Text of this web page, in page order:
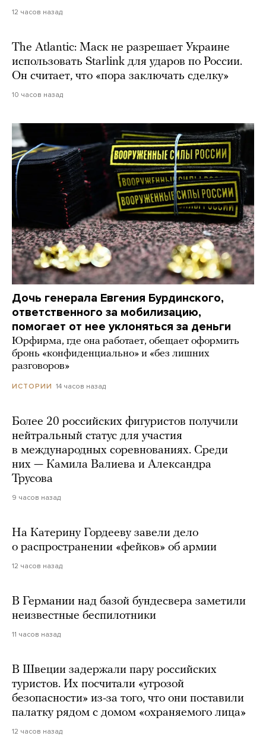
12 часов назад
The Atlantic: Маск не разрешает Украине
использовать Starlink для ударов по России.
Он считает, что «пора заключать сделку»
10 часов назад
Дочь генерала Евгения Бурдинского,
ответственного за мобилизацию,
помогает от нее уклоняться за деньги
Юрфирма, где она работает, обещает оформить
бронь «конфиденциально» и «без лишних
разговоров»
ИСТОРИИ 14 часов назад
Более 20 российских фигуристов получили
нейтральный статус для участия
в международных соревнованиях. Среди
них — Камила Валиева и Александра
Трусова
9 часов назад
На Катерину Гордееву завели дело
о распространении «фейков» об армии
12 часов назад
В Германии над базой бундесвера заметили
неизвестные беспилотники
11 часов назад
В Швеции задержали пару российских
туристов. Их посчитали «угрозой
безопасности» из-за того, что они поставили
палатку рядом с домом «охраняемого лица»
12 часов назад